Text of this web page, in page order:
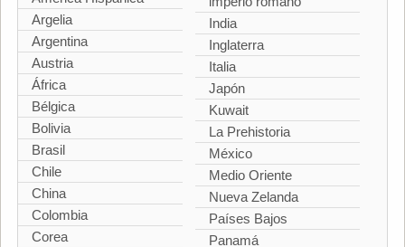
Argelia
Argentina
Austria
África
Bélgica
Bolivia
Brasil
Chile
China
Colombia
Corea
India
Inglaterra
Italia
Japón
Kuwait
La Prehistoria
México
Medio Oriente
Nueva Zelanda
Países Bajos
Panamá